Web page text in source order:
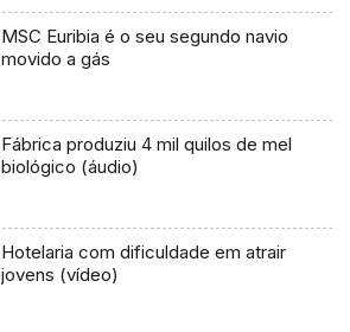
MSC Euribia é o seu segundo navio
movido a gás
Fábrica produziu 4 mil quilos de mel
biológico (áudio)
Hotelaria com dificuldade em atrair
jovens (vídeo)